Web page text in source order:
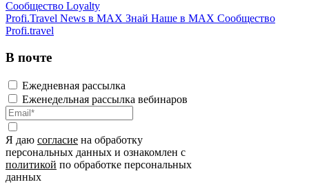
Сообщество Loyalty
Profi.Travel News в MAX Знай Наше в MAX Сообщество
Profi.travel
В почте
Ежедневная рассылка
Еженедельная рассылка вебинаров
Я даю согласие на обработку
персональных данных и ознакомлен с
политикой по обработке персональных
данных